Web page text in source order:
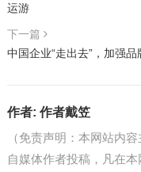
运游
下一篇
中国企业“走出去”，加强
作者: 作者戴笠
（免责声明：本网站内
自媒体作者投稿，凡在